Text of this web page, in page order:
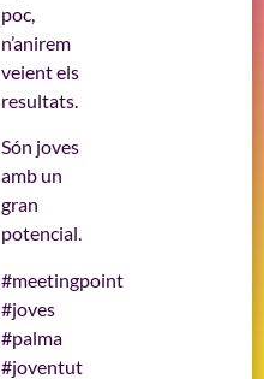
poc,
n’anirem
veient els
resultats.
Són joves
amb un
gran
potencial.
#meetingpoint
#joves
#palma
#joventut